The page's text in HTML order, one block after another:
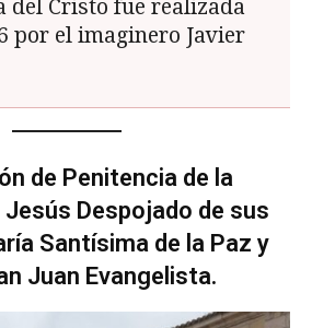
del Cristo fue realizada
por el imaginero Javier
de Penitencia de la
Jesús Despojado de sus
Santísima de la Paz y
Juan Evangelista.